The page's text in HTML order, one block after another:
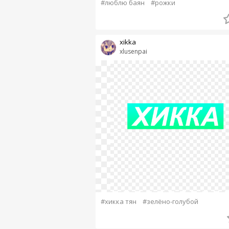
#люблю баян #рожки
xlusenpai
xikka
#хикка тян #зелёно-голубой